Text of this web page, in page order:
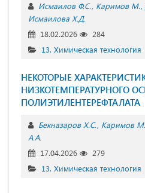
Исмаилов Ф.С. Каримов М.
Исмаилова Х.Д.
18.02.2026
284
13. Химическая технология
НЕКОТОРЫЕ
НИЗКОТЕМПЕРАТУРНОГО
ПОЛИЭТИЛЕНТЕРЕФТАЛАТА
Бекназаров Х.С. Каримов М.
А.А.
17.04.2026
279
13. Химическая технология